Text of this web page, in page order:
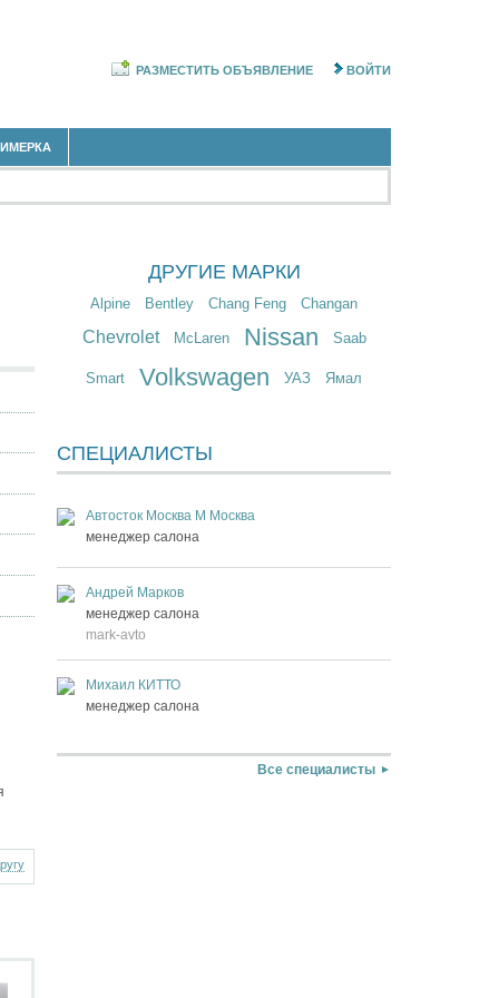
РАЗМЕСТИТЬ ОБЪЯВЛЕНИЕ ВОЙТИ
ДРУГИЕ МАРКИ
Alpine Bentley Chang Feng Changan
Chevrolet McLaren Nissan Saab
Smart Volkswagen УАЗ Ямал
СПЕЦИАЛИСТЫ
Автосток Москва М Москва
менеджер салона
Андрей Марков
менеджер салона
mark-avto
Михаил КИТТО
менеджер салона
Все специалисты